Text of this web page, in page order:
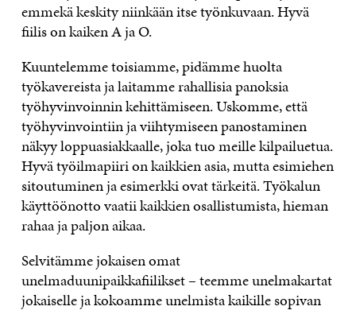
emmekä keskity niinkään itse työnkuvaan. Hyvä
fiilis on kaiken A ja O.
Kuuntelemme toisiamme, pidämme huolta
työkavereista ja laitamme rahallisia panoksia
työhyvinvoinnin kehittämiseen. Uskomme, että
työhyvinvointiin ja viihtymiseen panostaminen
näkyy loppuasiakkaalle, joka tuo meille kilpailuetua.
Hyvä työilmapiiri on kaikkien asia, mutta esimiehen
sitoutuminen ja esimerkki ovat tärkeitä. Työkalun
käyttöönotto vaatii kaikkien osallistumista, hieman
rahaa ja paljon aikaa.
Selvitämme jokaisen omat
unelmaduunipaikkafiilikset – teemme unelmakartat
jokaiselle ja kokoamme unelmista kaikille sopivan